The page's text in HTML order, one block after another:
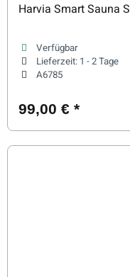
Harvia Smart Sauna
Verfügbar
Lieferzeit: 1 - 2 Tage
A6785
99,00 € *